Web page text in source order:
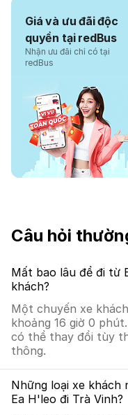
Giá và ưu đãi độc
quyền tại redBus
Nhận ưu đãi chỉ có tại
redBus
Câu hỏi
Mất bao lâu để đi từ
khách?
Một chuyến xe
khoảng 16 giờ 0
có thể thay đổi tùy
thông.
Những loại xe
Ea H'leo đi Trà Vinh?